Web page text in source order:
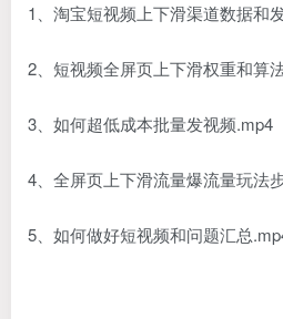
1、淘宝短视频上下滑渠道数据和
2、短视频全屏页上下滑权重和算
3、如何超低成本批量发视频.mp4
4、全屏页上下滑流量爆流量玩法
5、如何做好短视频和问题汇总